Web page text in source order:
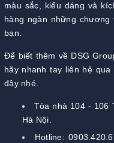
màu sắc, kiểu dáng và
hàng ngàn những
bạn.
Để biết thêm về DSG
hãy nhanh tay liên hệ
đây nhé.
Tòa nhà 104 - 106
Hà Nội.
Hotline: